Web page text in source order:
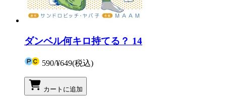
ダンベル何キロ持てる？ 14
590/¥649(税込)
カートに追加